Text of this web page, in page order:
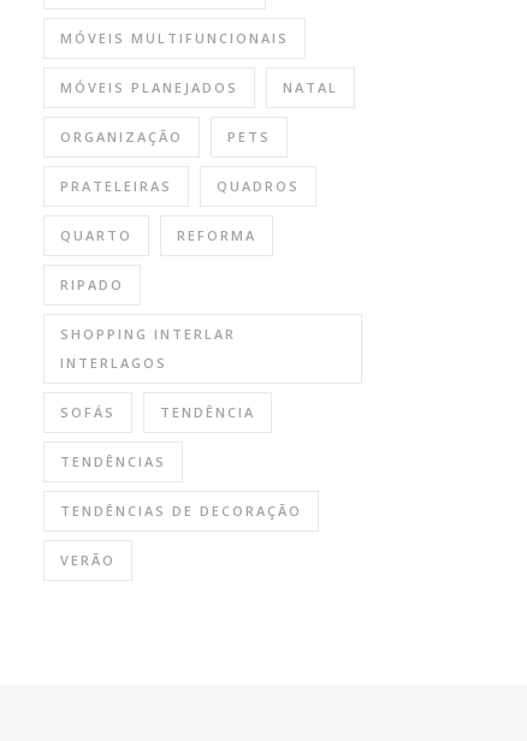
MÓVEIS MULTIFUNCIONAIS
MÓVEIS PLANEJADOS NATAL
ORGANIZAÇÃO PETS
PRATELEIRAS QUADROS
QUARTO REFORMA
RIPADO
SHOPPING INTERLAR
INTERLAGOS
SOFÁS TENDÊNCIA
TENDÊNCIAS
TENDÊNCIAS DE DECORAÇÃO
VERÃO